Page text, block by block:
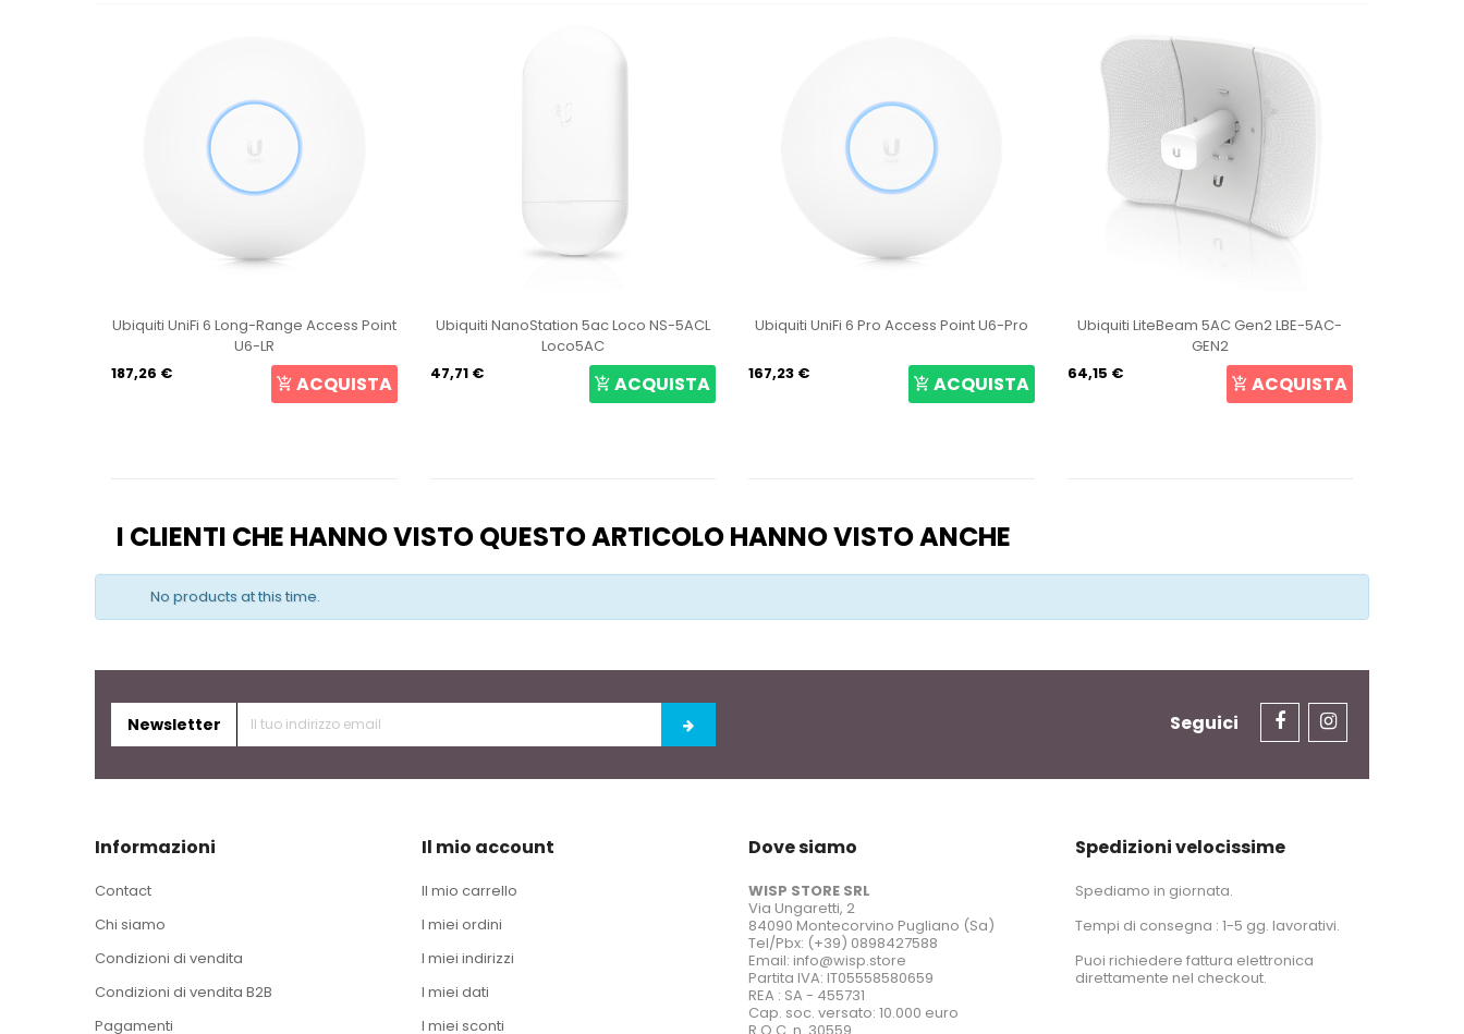
Ubiquiti UniFi 6 Long-Range Access Point
U6-LR
187,26 €
ACQUISTA
Ubiquiti NanoStation 5ac Loco NS-5ACL
Loco5AC
47,71 €
ACQUISTA
Ubiquiti UniFi 6 Pro Access Point U6-Pro
167,23 € ACQUISTA
Ubiquiti LiteBeam 5AC Gen2 LBE-5AC-
GEN2
64,15 €
ACQUISTA
I CLIENTI CHE HANNO VISTO QUESTO ARTICOLO HANNO VISTO ANCHE
No products at this time.
Newsletter Seguici
Informazioni
Contact
Chi siamo
Condizioni di vendita
Condizioni di vendita B2B
Pagamenti
Il mio account
Il mio carrello
I miei ordini
I miei indirizzi
I miei dati
I miei sconti
Dove siamo
WISP STORE SRL
Via Ungaretti, 2
84090 Montecorvino Pugliano (Sa)
Tel/Pbx: (+39) 0898427588
Email: info@wisp.store
Partita IVA: IT05558580659
REA : SA - 455731
Cap. soc. versato: 10.000 euro
Spedizioni velocissime
Spediamo in giornata.
Tempi di consegna : 1-5 gg. lavorativi.
Puoi richiedere fattura elettronica
direttamente nel checkout.